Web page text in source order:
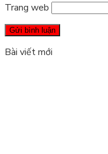
Trang web
Bài viết mới